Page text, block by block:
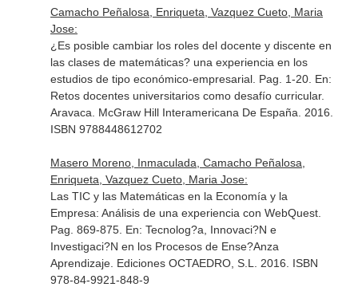
Camacho Peñalosa, Enriqueta, Vazquez Cueto, Maria
Jose:
¿Es posible cambiar los roles del docente y discente en
las clases de matemáticas? una experiencia en los
estudios de tipo económico-empresarial. Pag. 1-20. En:
Retos docentes universitarios como desafío curricular.
Aravaca. McGraw Hill Interamericana De España. 2016.
ISBN 9788448612702
Masero Moreno, Inmaculada, Camacho Peñalosa,
Enriqueta, Vazquez Cueto, Maria Jose:
Las TIC y las Matemáticas en la Economía y la
Empresa: Análisis de una experiencia con WebQuest.
Pag. 869-875. En: Tecnolog?a, Innovaci?N e
Investigaci?N en los Procesos de Ense?Anza
Aprendizaje. Ediciones OCTAEDRO, S.L. 2016. ISBN
978-84-9921-848-9